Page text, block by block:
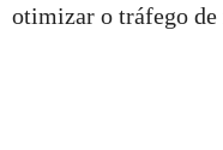
otimizar o tráfego